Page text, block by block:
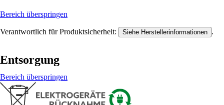
Bereich überspringen
Verantwortlich für Produktsicherheit: Siehe Herstellerinformationen .
Entsorgung
Bereich überspringen